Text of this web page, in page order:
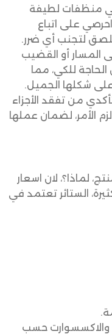
منظفات لطيفة
احرصي على اتباع
لتجنب أي ضرر.
المسار أو القضيب
للكي، مما
شكلها الجميل.
من تفقد الأجزاء
الأمر، لضمان عملها
لماذا؟، لان اسعار
الستائر تعتمد في
والاكسسوارت حسب